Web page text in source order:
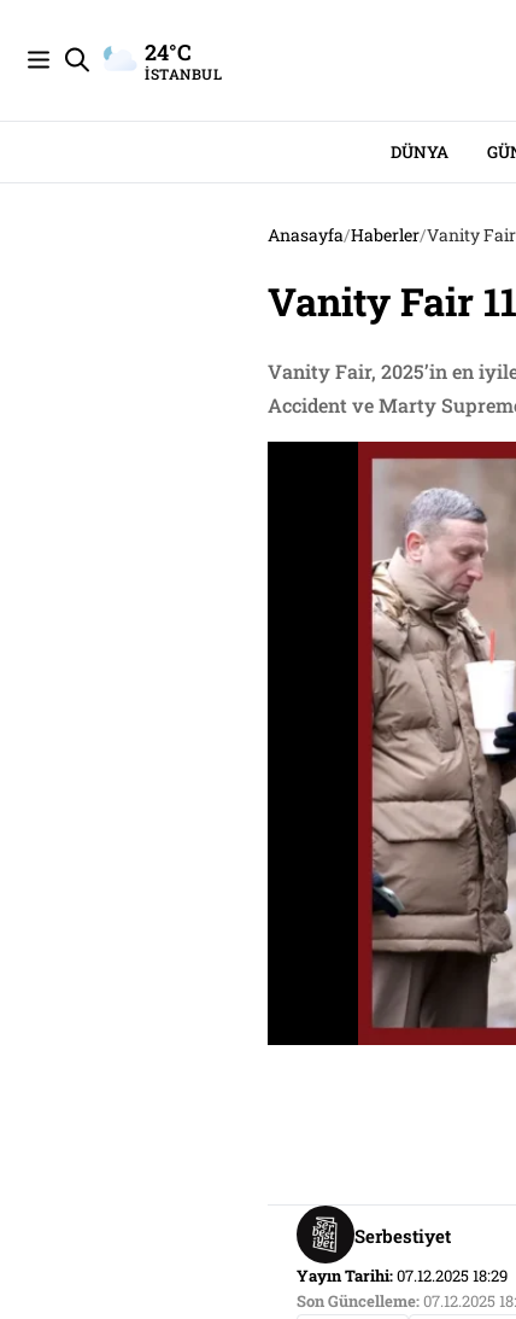
24°C
İSTANBUL
DÜNYA
Anasayfa/Haberler/Vanity Fair
Vanity Fair
Vanity Fair, 2025’in en
Accident ve Marty
Serbestiyet
Yayın Tarihi:07.12.2025 18:29
Son Güncelleme:07.12.2025